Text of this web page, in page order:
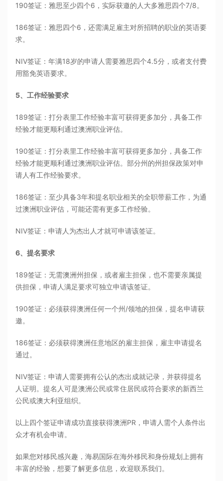
190签证：雅思至少四个6，实际获邀的人大多雅思四个7/8。
186签证：雅思四个6，还需满足雇主对所招聘的职业的英语要
求。
NIV签证：年满18岁的申请人需要雅思四个4.5分，或者支付费
用豁免英语要求。
5、工作经验要求
189签证：打分表里工作经验丰富可获得更多加分，具备工作
经验才能更顺利通过澳洲职业评估。
190签证：打分表里工作经验丰富可获得更多加分，具备工作
经验才能更顺利通过澳洲职业评估。部分州的州担保政策对申
请人有工作经验要求。
186签证：至少具备3年和提名职业相关的全职带薪工作，为通
过澳洲职业评估，可能还需有更多工作经验。
NIV签证：申请人为杰出人才就可申请该签证。
6、提名要求
189签证：无需澳洲州担保，或者雇主担保，也不需要亲属提
供担保，申请人满足要求可独立申请该签证。
190签证：必须获得澳洲任何一个州/领地的担保，提名申请获
邀。
186签证：必须获得澳洲任意地区的雇主担保，雇主申请提名
通过。
NIV签证：申请人需要拥有公认的杰出成就记录，并获得提名
人证明。提名人可是澳洲公民或常住居民或符合要求的新西兰
公民或澳大利亚组织。
以上四个签证申请成功直接获得澳洲PR，申请人需个人条件出
众才有机会申请。
如果您对移民感兴趣，海易国际在海外移民和身份规划上拥有
丰富的经验，想要了解更多信息，欢迎联系我们。